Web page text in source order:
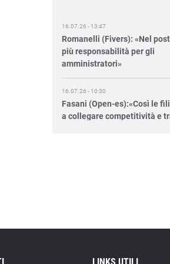
Romanelli (Fivers): «Nel post
più responsabilità per gli
amministratori»
16.07.26 - 10:30
Fasani (Open-es):«Così le
a collegare competitività e
vecchie scorteLINKS UTILI